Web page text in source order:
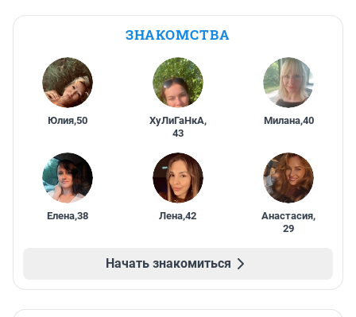
ЗНАКОМСТВА
Юлия,50 ХуЛиГаНкА,
43
Милана,40
Елена,38 Лена,42 Анастасия,
29
Начать знакомиться